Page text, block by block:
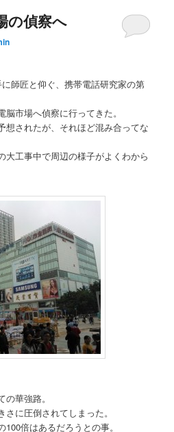
の偵察へ
師匠と仰ぐ、携帯電話研究家の第
市場へ偵察に行ってきた。
想されたが、それほど混み合ってな
大工事中で周辺の様子がよくわから
華強路。
に圧倒されてしまった。
倍はあるだろうとの事。